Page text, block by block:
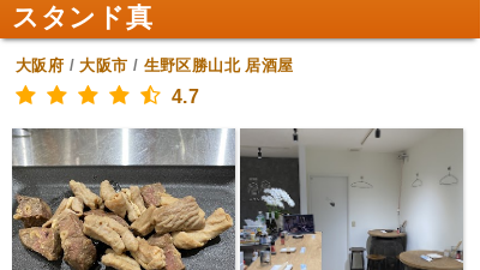
スタンド真
大阪府 /大阪市 / 生野区勝山北 居酒屋
4.7